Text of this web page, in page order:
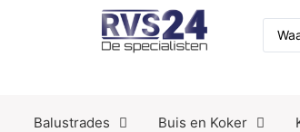
Balustrades Buis en Koker